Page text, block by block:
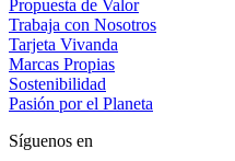
Propuesta de Valor
Trabaja con Nosotros
Tarjeta Vivanda
Marcas Propias
Sostenibilidad
Pasión por el Planeta
Síguenos en